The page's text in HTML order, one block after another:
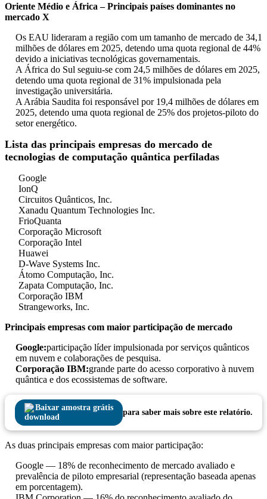
Oriente Médio e África – Principais países dominantes no
mercado X
Os EAU lideraram a região com um tamanho de mercado de 34,1
milhões de dólares em 2025, detendo uma quota regional de 44%
devido a iniciativas tecnológicas governamentais.
A África do Sul seguiu-se com 24,5 milhões de dólares em 2025,
detendo uma quota regional de 31% impulsionada pela
investigação universitária.
A Arábia Saudita foi responsável por 19,4 milhões de dólares em
2025, detendo uma quota regional de 25% dos projetos-piloto do
setor energético.
Lista das principais empresas do mercado de
tecnologias de computação quântica perfiladas
Google
IonQ
Circuitos Quânticos, Inc.
Xanadu Quantum Technologies Inc.
FrioQuanta
Corporação Microsoft
Corporação Intel
Huawei
D-Wave Systems Inc.
Átomo Computação, Inc.
Zapata Computação, Inc.
Corporação IBM
Strangeworks, Inc.
Principais empresas com maior participação de mercado
Google:participação líder impulsionada por serviços quânticos
em nuvem e colaborações de pesquisa.
Corporação IBM:grande parte do acesso corporativo à nuvem
quântica e dos ecossistemas de software.
Baixar amostra grátis
para saber mais sobre este relatório.
As duas principais empresas com maior participação:
Google — 18% de reconhecimento de mercado avaliado e
prevalência de piloto empresarial (representação baseada apenas
em porcentagem).